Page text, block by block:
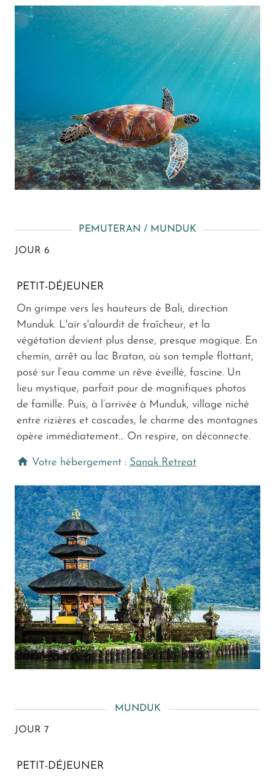
PEMUTERAN / MUNDUK
JOUR 6
PETIT-DÉJEUNER
On grimpe vers les hauteurs de Bali, direction
Munduk. L'air s'alourdit de fraîcheur, et la
végétation devient plus dense, presque magique. En
chemin, arrêt au lac Bratan, où son temple flottant,
posé sur l’eau comme un rêve éveillé, fascine. Un
lieu mystique, parfait pour de magnifiques photos
de famille. Puis, à l’arrivée à Munduk, village niché
entre rizières et cascades, le charme des montagnes
opère immédiatement... On respire, on déconnecte.
Votre hébergement : Sanak Retreat
MUNDUK
JOUR 7
PETIT-DÉJEUNER